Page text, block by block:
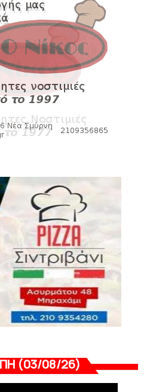
SLIDE
διάθεση των εισιτηρίων
του βόλεϊ...
04, 2026
HEADLINES
επίσημα η Πάτερου
04, 2026
SLIDE
Έπεσε η αυλαία της
Εκπομπή!
03, 2026
(03/08/26)